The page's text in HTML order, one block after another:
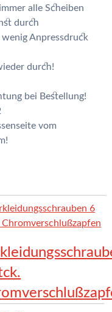
alle Scheiben
durch
Anpressdruck
durch!
bei Bestellung!
vom